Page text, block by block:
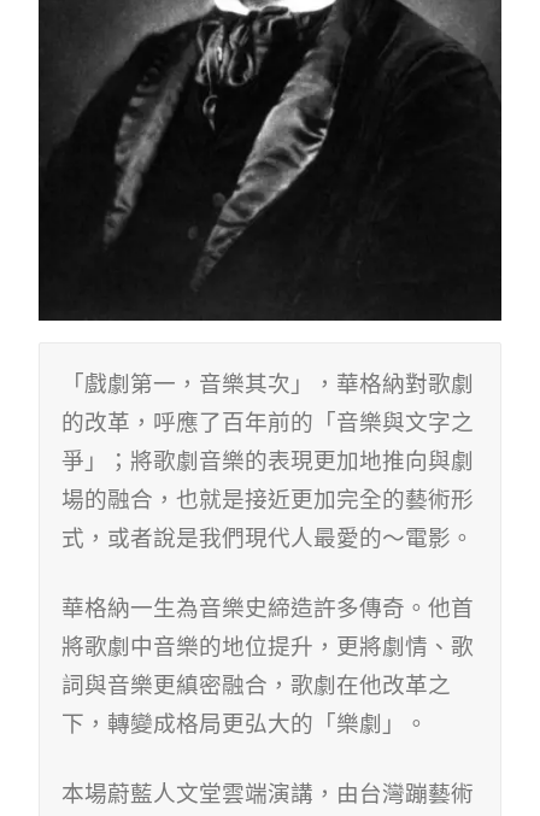
「戲劇第一，音樂其次」，華格納對歌劇
的改革，呼應了百年前的「音樂與文字之
爭」；將歌劇音樂的表現更加地推向與劇
場的融合，也就是接近更加完全的藝術形
式，或者說是我們現代人最愛的～電影。
華格納一生為音樂史締造許多傳奇。他首
將歌劇中音樂的地位提升，更將劇情、歌
詞與音樂更縝密融合，歌劇在他改革之
下，轉變成格局更弘大的「樂劇」。
本場蔚藍人文堂雲端演講，由台灣蹦藝術